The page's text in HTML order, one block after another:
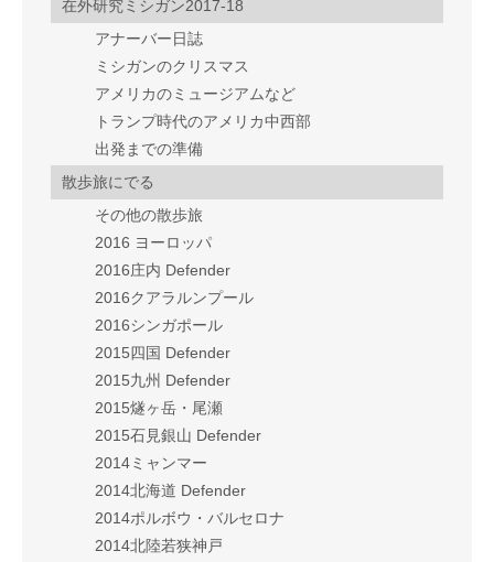
在外研究ミシガン2017-18
アナーバー日誌
ミシガンのクリスマス
アメリカのミュージアムなど
トランプ時代のアメリカ中西部
出発までの準備
散歩旅にでる
その他の散歩旅
2016 ヨーロッパ
2016庄内 Defender
2016クアラルンプール
2016シンガポール
2015四国 Defender
2015九州 Defender
2015燧ヶ岳・尾瀬
2015石見銀山 Defender
2014ミャンマー
2014北海道 Defender
2014ポルボウ・バルセロナ
2014北陸若狭神戸